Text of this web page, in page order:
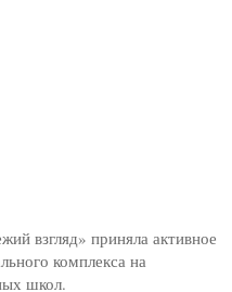
взгляд» приняла активное
комплекса на
школ.